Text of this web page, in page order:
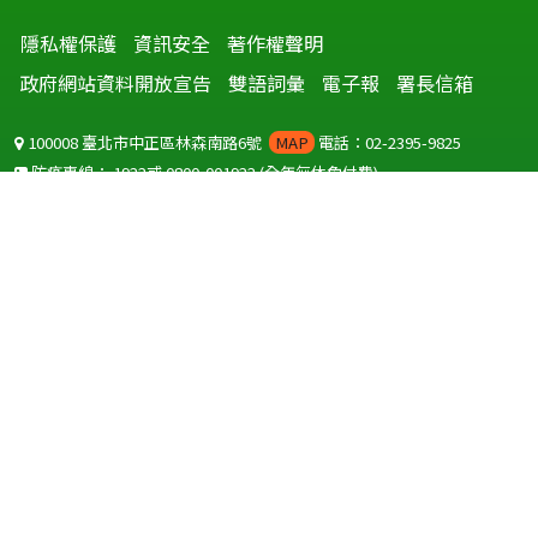
隱私權保護 資訊安全 著作權聲明
政府網站資料開放宣告
雙語詞彙 電子報 署長信箱
100008 臺北市中正區林森南路6號 MAP 電話：02-2395-9825
防疫專線：1922或0800-001922(全年無休免付費)